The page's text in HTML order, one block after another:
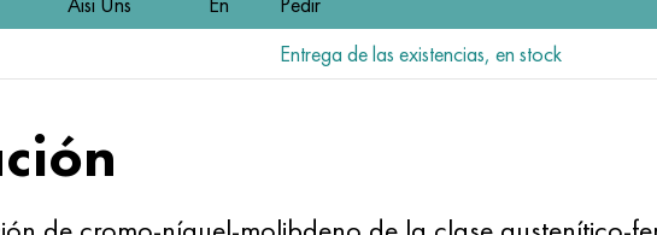
Entrega de las existencias, en stock